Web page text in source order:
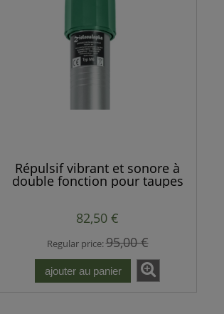
Répulsif vibrant et sonore à
double fonction pour taupes
et campagnols – production
82,50 €
Regular price:95,00 €
ajouter au panier